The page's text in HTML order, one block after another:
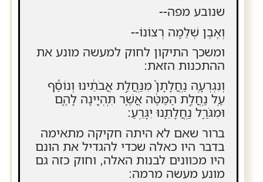
שנובע מפה--
וְאֶבֶן שְׁלֵמָה רְצוֹנוֹ--
ומשכך התיקון לחוק למעשה מונע את
ההתכנות הזאת:
וְנִגְרְעָ֤ה נַֽחֲלָתָן֙ מִנַּֽחֲלַ֣ת אֲבֹתֵ֔ינוּ וְנוֹסַ֕ף
עַ֚ל נַֽחֲלַ֣ת הַמַּטֶּ֔ה אֲשֶׁ֥ר תִּֽהְיֶ֖ינָה לָהֶ֑ם
וּמִגֹּרַ֥ל נַֽחֲלָתֵ֖נוּ יִגָּרֵֽעַ:
ברור שאם לא היתה חקיקה מתאימה
בדבר היו כאלה שכדי להגדיל את הונם
היו מכוונים לבנות האלה, וחוק כזה גם
מונע מעשה מרמה: